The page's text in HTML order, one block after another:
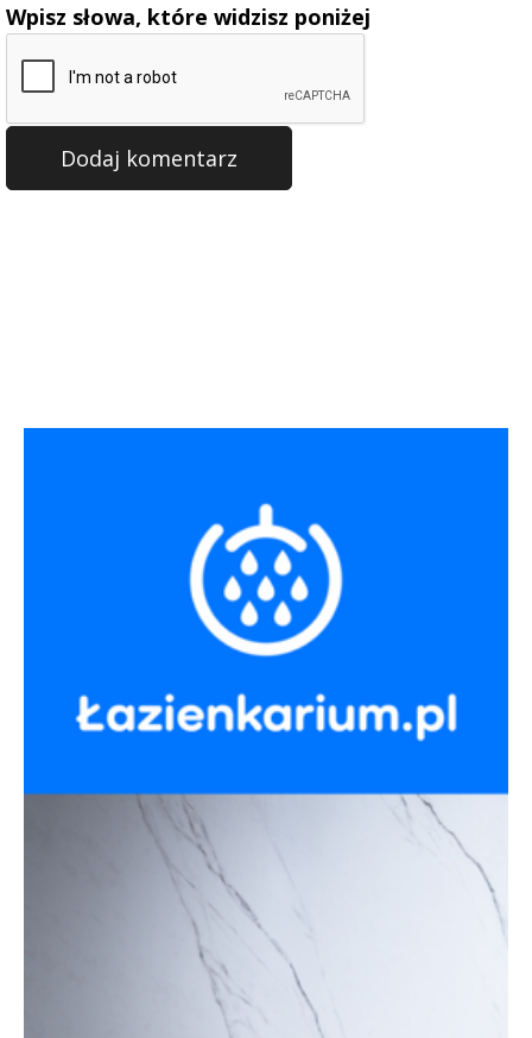
Wpisz słowa, które widzisz poniżej